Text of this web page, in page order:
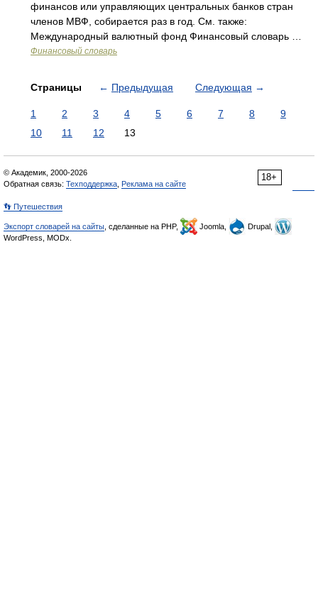
финансов или управляющих центральных банков стран
членов МВФ, собирается раз в год. См. также:
Международный валютный фонд Финансовый словарь …
Финансовый словарь
Страницы ← Предыдущая Следующая →
1 2 3 4 5 6 7 8
9
10
11 12 13
18+
© Академик, 2000-2026
Обратная связь: Техподдержка Реклама на сайте
👣 Путешествия
Экспорт словарей на сайты , сделанные на PHP, Joomla,
Drupal,
WordPress, MODx.